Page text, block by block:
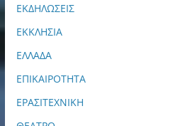
ΕΚΔΗΛΩΣΕΙΣ
ΕΚΚΛΗΣΙΑ
ΕΛΛΑΔΑ
ΕΠΙΚΑΙΡΟΤΗΤΑ
ΕΡΑΣΙΤΕΧΝΙΚΗ